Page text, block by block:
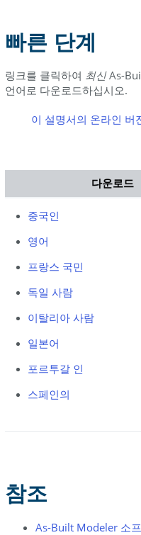
빠른 단계
링크를 클릭하여 최신As-
언어로 다운로드하십시오.
이 설명서의 온라인 버
다운로드
중국인
영어
프랑스 국민
독일 사람
이탈리아 사람
일본어
포르투갈 인
스페인의
참조
As-Built Modeler 소